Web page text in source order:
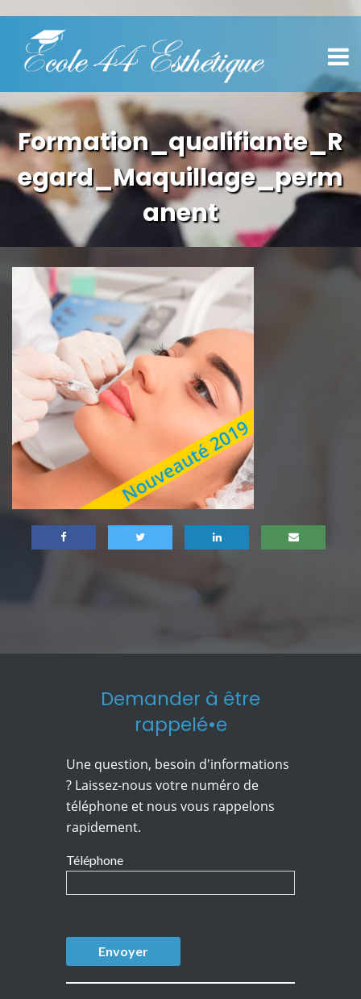
Formation_qualifiante_R
egard_Maquillage_perm
anent
Demander à être
rappelé•e
Une question, besoin d'informations
? Laissez-nous votre numéro de
téléphone et nous vous rappelons
rapidement.
Téléphone